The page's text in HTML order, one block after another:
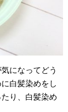
になってどう
白髪染めをし
り、白髪染め